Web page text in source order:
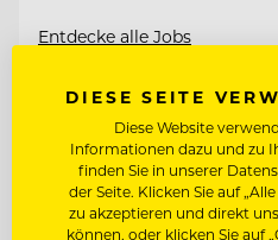
Entdecke alle Jobs
DIESE SEITE
Diese Website
Informationen dazu und zu
finden Sie in unserer
der Seite. Klicken Sie auf
zu akzeptieren und direkt
können, oder klicken Sie auf